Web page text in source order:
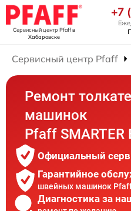
Сервисный центр Pfaffв
Хабаровске
+7
Сервисный центр Pfaff
Ремонт
машинок
Pfaff SMARTER
Официальный
Гарантийное
швейных машинок
Диагностика за